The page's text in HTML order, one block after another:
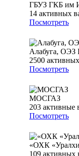
ГБУЗ ГКБ им
14 активных
Посмотреть
Алабуга,
2500
Посмотреть
МОСГАЗ
203 активные
Посмотреть
«ОХК
109 активных